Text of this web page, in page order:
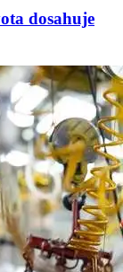
dosahuje